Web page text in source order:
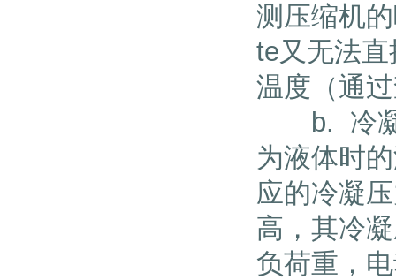
测压缩机
te又无法
温度（通
b. 冷凝
为液体时
应的冷凝
高，其冷
负荷重，